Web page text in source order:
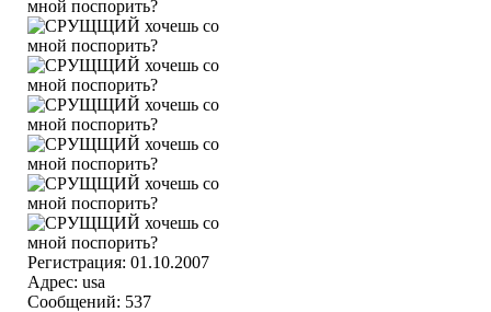
Регистрация: 01.10.2007
Адрес: usa
Сообщений: 537